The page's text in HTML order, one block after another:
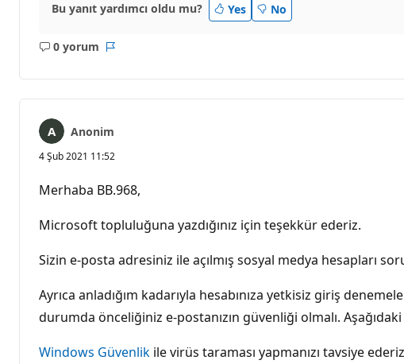
Bu yanıt yardımcı oldu mu? Yes No
0 yorum
Açıklama
Anonim
4 Şub 2021 11:52
Merhaba BB.968,
Microsoft topluluğuna yazdığınız için teşekkür ederiz.
Sizin e-posta adresiniz ile açılmış sosyal medya hesapları
Ayrıca anladığım kadarıyla hesabınıza yetkisiz giriş
durumda önceliğiniz e-postanızın güvenliği olmalı.
Windows Güvenlik ile virüs taraması yapmanızı tavsiye